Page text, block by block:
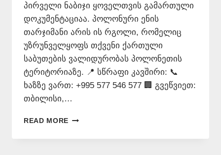
პირველი ნაბიჯი ყოველთვის გამართული
დოკუმენტაციაა. პოლონური ენის
თარჯიმანი არის ის რგოლი, რომელიც
უზრუნველყოფს თქვენი ქართული
საბუთების ვალიდურობას პოლონეთის
ტერიტორიაზე. 📍 სწრაფი კავშირი: 📞
ხაზზე ვართ: +995 577 546 577 🏢 გვეწვიეთ:
თბილისი,…
READ MORE ᲞᲝᲚᲝᲜᲣᲠᲘ
ᲗᲐᲠᲯᲘᲛᲐᲜᲘ